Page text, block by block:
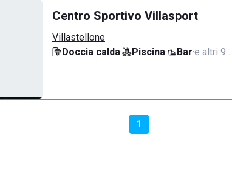
Centro Sportivo Villasport
Villastellone
Doccia calda· Piscina· Bar·e altri 9…
1